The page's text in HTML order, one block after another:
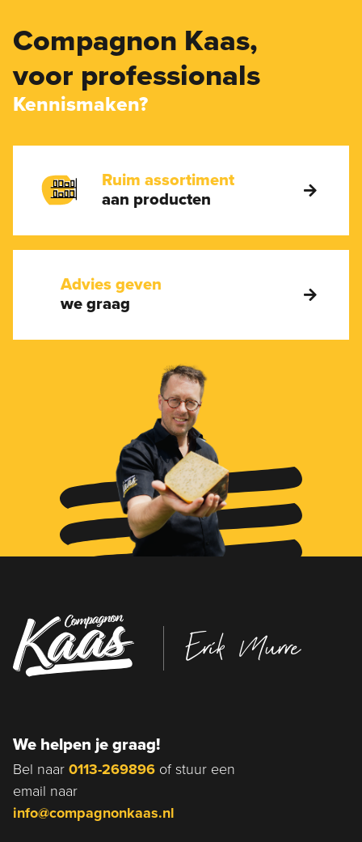
Compagnon Kaas,
voor professionals
Kennismaken?
Ruim assortiment
aan producten
Advies geven
we graag
Erik Murre
We helpen je graag!
Bel naar 0113-269896 of stuur een
email naar
info@compagnonkaas.nl